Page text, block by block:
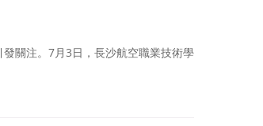
關注。7月3日，長沙航空職業技術學